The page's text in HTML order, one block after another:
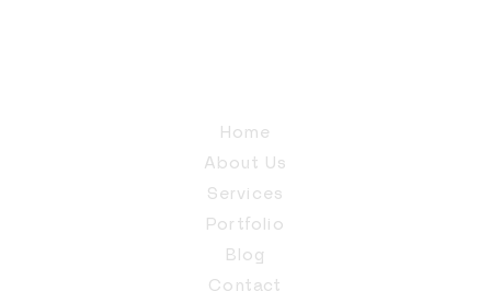
Home
About Us
Services
Portfolio
Blog
Contact